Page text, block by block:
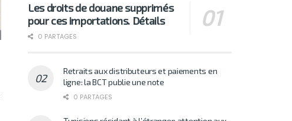
Les droits de douane supprimés
pour ces importations. Détails
0 PARTAGES
Retraits aux distributeurs et paiements en
ligne: la BCT publie une note
0 PARTAGES